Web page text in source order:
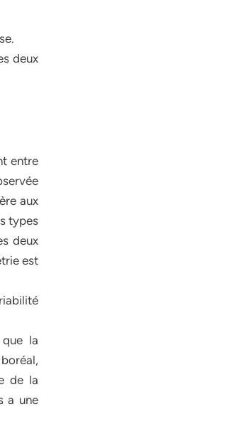
deux
entre
aux
types
deux
est
la
de la
a une